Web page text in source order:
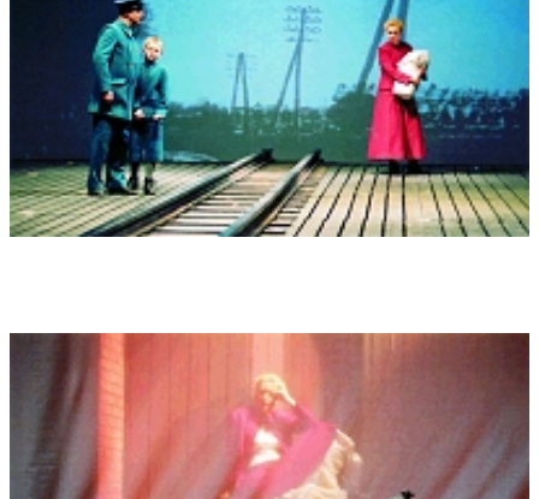
"Wärter im Mordmorast" (Die Welt vom 2.3.04, auch: "Oper &
Tanz", März-April 2004): "Als geschickter Griff erweist sich, den
Chor als Kommentator einzusetzen: Die Sänger verfolgen Thiel,
mäkeln und murren ob seines Verhaltens. So bekommt die
Oper eine interessante zweite Ebene: Das (Vor-)Urteil der
Menschen über andere. Enjott Schneider hat die düster-enge
Atmosphäre der Novelle gut getroffen. Seine Musik ist oft
melodiös, sinfonisch-schmeichelnd, setzt mit schroffem
Schlagwerk und spitzen Bläsern Angst-Akzente" (Ute
Grundmann)
"Bahnwärter Thiel" als Oper. Viel Beifall für ein neues Werk von
Enjott Schneider (Wiesbadener Kurier vom 2.3.2004): "Mit
"Umjubelter Wahnsins-Fall. Spektakuläre Uraufführung in
Görlitz: Enjott Schneider neue Oper nach Hauptmanns Novelle
"Bahnwärter Thiel" (Sächsische Zeitung/Dresden 1.3.2004) "vor
allem schuf er eine Musik, die wie beim Film die Szenerie mit
mehr oder minder modernen, verständlichen und plastischen
Klangbildern untermalte. "Die Aufführung wurde zu einem
spektakulären Ereignis" Lang anhaltender Beifall, länger als bei
manchen Opernhits" (Friedbert Streller).